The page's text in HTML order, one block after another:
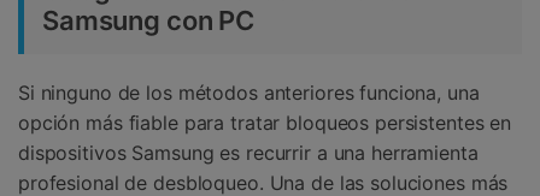
Samsung con PC
Si ninguno de los métodos anteriores funciona, una
opción más fiable para tratar bloqueos persistentes en
dispositivos Samsung es recurrir a una herramienta
profesional de desbloqueo. Una de las soluciones más